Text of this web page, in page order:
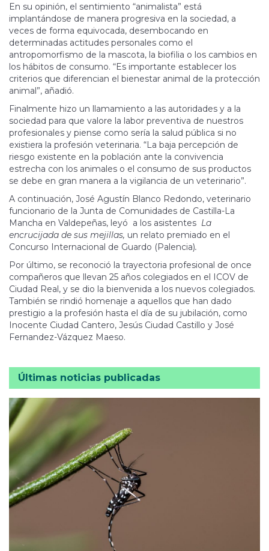
En su opinión, el sentimiento “animalista” está
implantándose de manera progresiva en la sociedad, a
veces de forma equivocada, desembocando en
determinadas actitudes personales como el
antropomorfismo de la mascota, la biofilia o los cambios en
los hábitos de consumo. “Es importante establecer los
criterios que diferencian el bienestar animal de la protección
animal”, añadió.
Finalmente hizo un llamamiento a las autoridades y a la
sociedad para que valore la labor preventiva de nuestros
profesionales y piense como sería la salud pública si no
existiera la profesión veterinaria. “La baja percepción de
riesgo existente en la población ante la convivencia
estrecha con los animales o el consumo de sus productos
se debe en gran manera a la vigilancia de un veterinario”.
A continuación, José Agustín Blanco Redondo, veterinario
funcionario de la Junta de Comunidades de Castilla-La
Mancha en Valdepeñas, leyó a los asistentes La
encrucijada de sus mejillas, un relato premiado en el
Concurso Internacional de Guardo (Palencia).
Por último, se reconoció la trayectoria profesional de once
compañeros que llevan 25 años colegiados en el ICOV de
Ciudad Real, y se dio la bienvenida a los nuevos colegiados.
También se rindió homenaje a aquellos que han dado
prestigio a la profesión hasta el día de su jubilación, como
Inocente Ciudad Cantero, Jesús Ciudad Castillo y José
Fernandez-Vázquez Maeso.
Últimas noticias publicadas